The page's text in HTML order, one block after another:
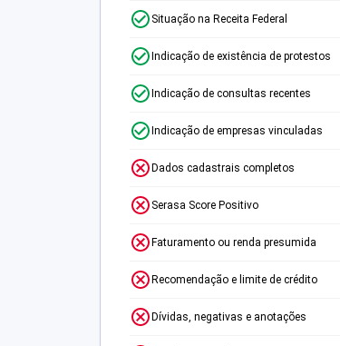
Situação na Receita Federal
Indicação de existência de protestos
Indicação de consultas recentes
Indicação de empresas vinculadas
Dados cadastrais completos
Serasa Score Positivo
Faturamento ou renda presumida
Recomendação e limite de crédito
Dívidas, negativas e anotações